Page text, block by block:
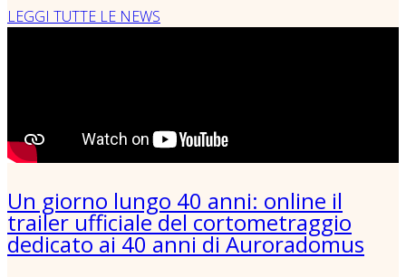
LEGGI TUTTE LE NEWS
Un giorno lungo 40 anni: online il
trailer ufficiale del cortometraggio
dedicato ai 40 anni di Auroradomus